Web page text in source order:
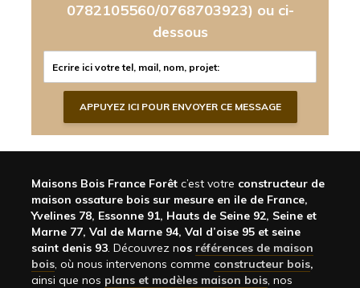
0782105560/0768703923) ou ci-
dessous
Maisons Bois France Forêt c’est votre constructeur de
maison ossature bois sur mesure en ile de France,
Yvelines 78, Essonne 91, Hauts de Seine 92, Seine et
Marne 77, Val de Marne 94, Val d’oise 95 et seine
saint denis 93. Découvrez nos références de maison
bois, où nous intervenons comme constructeur bois,
ainsi que nos plans et modèles maison bois, nos